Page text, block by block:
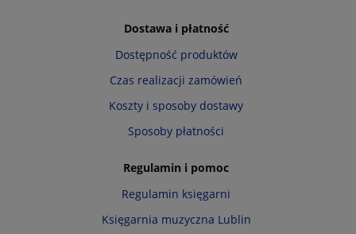
Dostawa i płatność
Dostępność produktów
Czas realizacji zamówień
Koszty i sposoby dostawy
Sposoby płatności
Regulamin i pomoc
Regulamin księgarni
Księgarnia muzyczna Lublin